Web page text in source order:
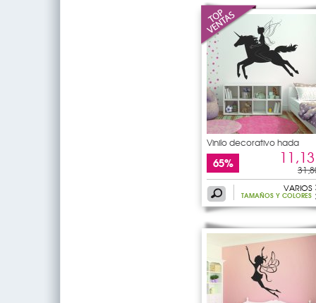
Vinilo decorativo hada
65%
VARIOS
TAMAÑOS Y COLORES